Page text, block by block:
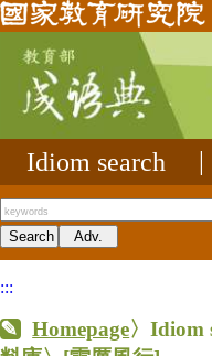
Idiom search
:::
Homepage〉Idiom